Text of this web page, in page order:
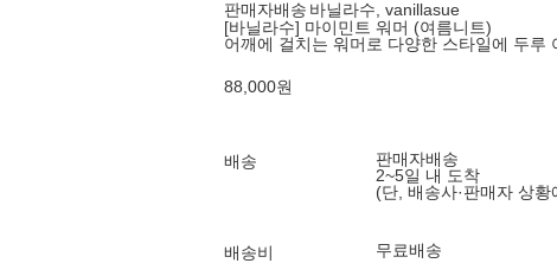
판매자배송 바닐라수, vanillasue
[바닐라수] 마이민트 워머 (여름니트)
어깨에 걸치는 워머로 다양한 스타일에 두루
88,000원
배송
판매자배송
2~5일 내 도착
(단, 배송사·판매자 상
배송비 무료배송